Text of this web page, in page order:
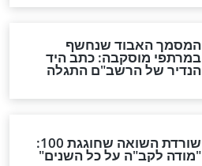
מתי עושים בדיקת חמץ